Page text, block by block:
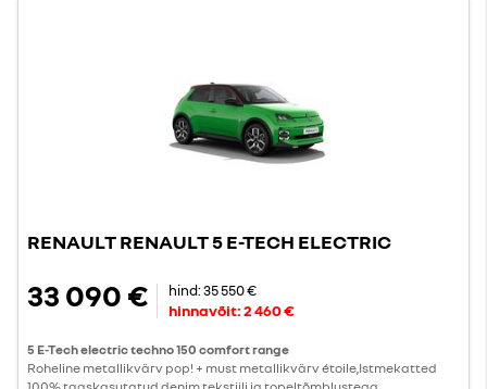
RENAULT RENAULT 5 E-TECH ELECTRIC
33 090 € hind:35 550 €
hinnavõit:2 460 €
5 E-Tech electric techno 150 comfort range
Roheline metallikvärv pop! + must metallikvärv étoile,Istmekatted